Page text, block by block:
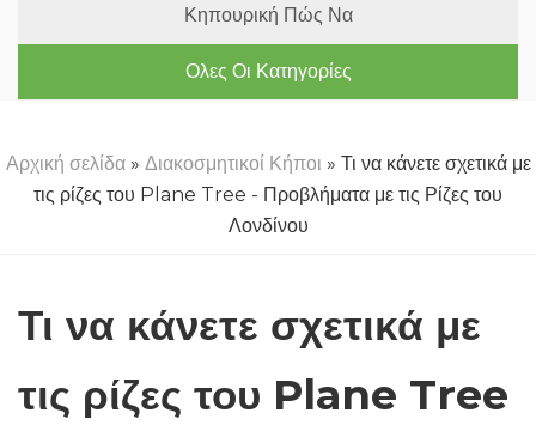
Κηπουρική Πώς Να
Ολες Οι Κατηγορίες
Αρχική σελίδα» Διακοσμητικοί Κήποι » Τι να κάνετε σχετικά με
τις ρίζες του Plane Tree - Προβλήματα με τις Ρίζες του
Λονδίνου
Τι να κάνετε σχετικά με
τις ρίζες του Plane Tree